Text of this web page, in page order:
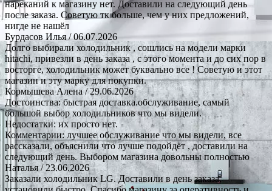
нареканий к магазину нет. Доставили на следующий день
после заказа. Советую тк больше, чем у них предложений,
нигде не нашёл
Бурдасов Илья/ 06.07.2026
Долго выбирали холодильник , сошлись на модели марки
hitachi, привезли в день заказа , с этого момента и до сих пор в
восторге, холодильник может буквально все ! Советую и этот
магазин и эту марку для покупки.
Кормышева Алена/ 29.06.2026
Достоинства: быстрая доставка.обслуживание, самый
большой выбор холодильников что мы видели.
Недостатки: их просто нет.
Комментарии: лучшее обслуживание что мы видели, все
рассказали, объяснили что лучше подойдёт , доставили на
следующий день. Выбором магазина довольны полностью
Наталья/ 23.06.2026
Заказали холодильник LG. Доставили в день заказа,